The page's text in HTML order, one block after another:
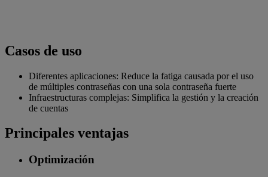
Casos de uso
Diferentes aplicaciones: Reduce la fatiga causada por el uso
de múltiples contraseñas con una sola contraseña fuerte
Infraestructuras complejas: Simplifica la gestión y la creación
de cuentas
Principales ventajas
Optimización